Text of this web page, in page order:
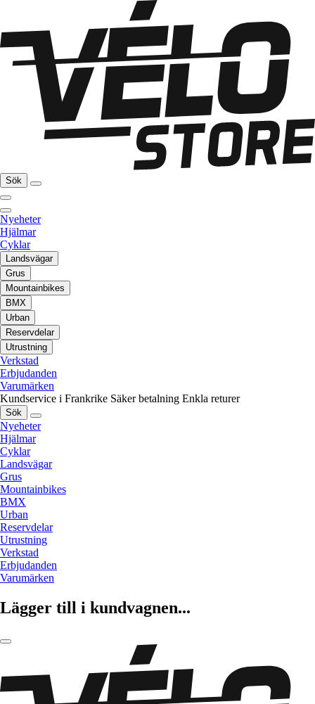
Sök
Nyeheter
Hjälmar
Cyklar
Landsvägar
Grus
Mountainbikes
BMX
Urban
Reservdelar
Utrustning
Verkstad
Erbjudanden
Varumärken
Kundservice i Frankrike Säker betalning Enkla returer
Sök
Nyeheter
Hjälmar
Cyklar
Landsvägar
Grus
Mountainbikes
BMX
Urban
Reservdelar
Utrustning
Verkstad
Erbjudanden
Varumärken
Lägger till i kundvagnen...